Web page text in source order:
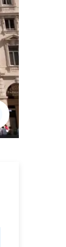
slide
slide